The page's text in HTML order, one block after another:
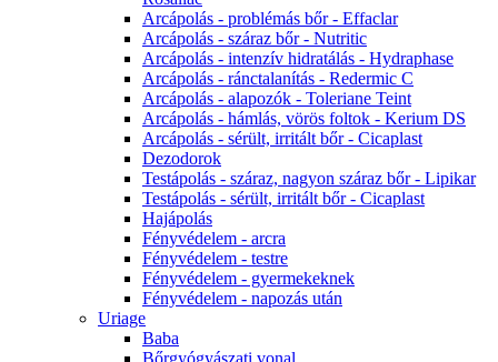
Arcápolás - problémás bőr - Effaclar
Arcápolás - száraz bőr - Nutritic
Arcápolás - intenzív hidratálás - Hydraphase
Arcápolás - ránctalanítás - Redermic C
Arcápolás - alapozók - Toleriane Teint
Arcápolás - hámlás, vörös foltok - Kerium DS
Arcápolás - sérült, irritált bőr - Cicaplast
Dezodorok
Testápolás - száraz, nagyon száraz bőr - Lipikar
Testápolás - sérült, irritált bőr - Cicaplast
Hajápolás
Fényvédelem - arcra
Fényvédelem - testre
Fényvédelem - gyermekeknek
Fényvédelem - napozás után
Uriage
Baba
Bőrgyógyászati vonal